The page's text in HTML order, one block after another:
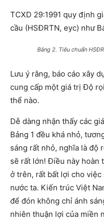
TCXD 29:1991 quy định
cầu (HSĐRTN, eyc) như
Bảng 2. Tiêu chuẩn
Lưu ý rằng, báo cáo xây
cung cấp một giá trị Độ
thể nào.
Dễ dàng nhận thấy các
Bảng 1 đều khá nhỏ,
sáng rất nhỏ, nghĩa là độ
sẽ rất lớn! Điều này hoàn
ở trên, rất bất lợi cho
nước ta. Kiến trúc Việt
để đón không chỉ ánh
nhiên thuận lợi của miền